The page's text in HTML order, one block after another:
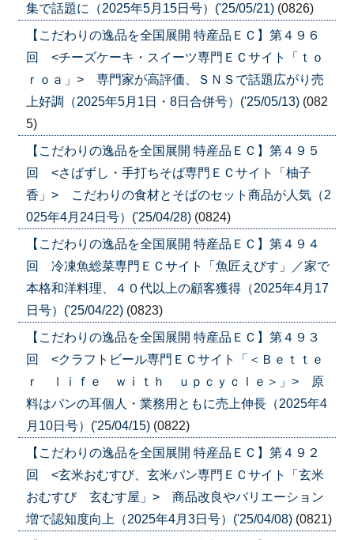
集で話題に（2025年5月15日号）('25/05/21) (0826)
【こだわりの逸品を全国展開 特産品ＥＣ】第４９６
回 <チーズケーキ・スイーツ専門ＥＣサイト「ｔｏ
ｒｏａ」> 専門家が高評価、ＳＮＳで話題広がり売
上好調（2025年5月1日・8日合併号）('25/05/13) (082
5)
【こだわりの逸品を全国展開 特産品ＥＣ】第４９５
回 <さばずし・手打ちそば専門ＥＣサイト「柚子
香」> こだわりの食材とそばのセット商品が人気（2
025年4月24日号）('25/04/28) (0824)
【こだわりの逸品を全国展開 特産品ＥＣ】第４９４
回 冷凍魚総菜専門ＥＣサイト「魚匠えびす」／家で
本格和洋料理、４０代以上の顧客獲得（2025年4月17
日号）('25/04/22) (0823)
【こだわりの逸品を全国展開 特産品ＥＣ】第４９３
回 <クラフトビール専門ＥＣサイト「＜Ｂｅｔｔｅ
ｒ ｌｉｆｅ ｗｉｔｈ ｕｐｃｙｃｌｅ＞」> 原
料はパンの耳個人・業務用ともに売上伸長（2025年4
月10日号）('25/04/15) (0822)
【こだわりの逸品を全国展開 特産品ＥＣ】第４９２
回 <玄米おむすび、玄米パン専門ＥＣサイト「玄米
おむすび 玄むす屋」> 商品改良やバリエーション
増で認知度向上（2025年4月3日号）('25/04/08) (0821)